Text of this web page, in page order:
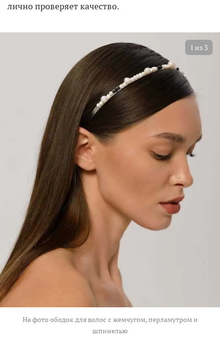
лично проверяет качество.
На фото ободок для волос с жемчугом, перламутром и
шпинелью
1 из 3